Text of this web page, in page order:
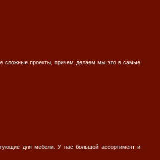
сложные проекты, причем делаем мы это в самые
для мебели. У нас большой ассортимент и